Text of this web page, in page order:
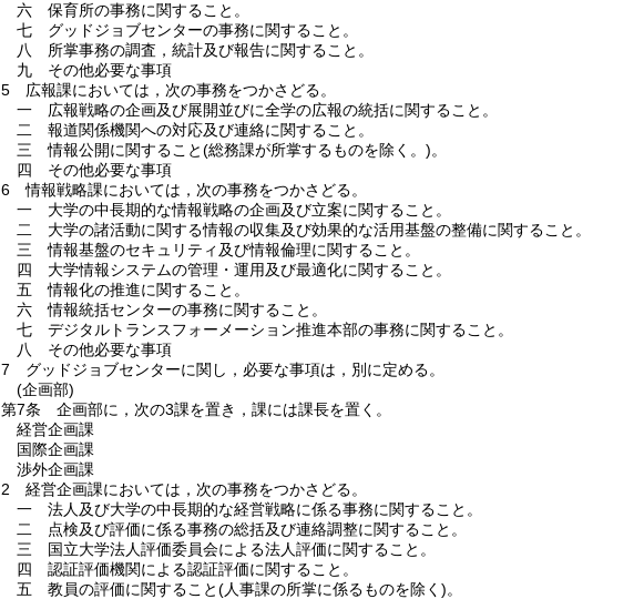
六
保育所の事務に関すること。
七
グッドジョブセンターの事務に関すること。
八
所掌事務の調査，統計及び報告に関すること。
九
その他必要な事項
5
広報課においては，次の事務をつかさどる。
一
広報戦略の企画及び展開並びに全学の広報の統括に関すること。
二
報道関係機関への対応及び連絡に関すること。
三
情報公開に関すること(総務課が所掌するものを除く。)。
四
その他必要な事項
6
情報戦略課においては，次の事務をつかさどる。
一
大学の中長期的な情報戦略の企画及び立案に関すること。
二
大学の諸活動に関する情報の収集及び効果的な活用基盤の整備に関すること。
三
情報基盤のセキュリティ及び情報倫理に関すること。
四
大学情報システムの管理・運用及び最適化に関すること。
五
情報化の推進に関すること。
六
情報統括センターの事務に関すること。
七
デジタルトランスフォーメーション推進本部の事務に関すること。
八
その他必要な事項
7
グッドジョブセンターに関し，必要な事項は，別に定める。
(企画部)
第7条
企画部に，次の3課を置き，課には課長を置く。
経営企画課
国際企画課
渉外企画課
2
経営企画課においては，次の事務をつかさどる。
一
法人及び大学の中長期的な経営戦略に係る事務に関すること。
二
点検及び評価に係る事務の総括及び連絡調整に関すること。
三
国立大学法人評価委員会による法人評価に関すること。
四
認証評価機関による認証評価に関すること。
五
教員の評価に関すること(人事課の所掌に係るものを除く)。